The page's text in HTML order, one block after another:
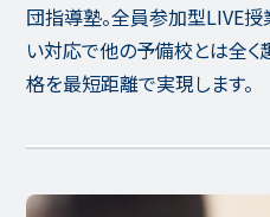
団指導塾。全員参加型LIVE
い対応で他の予備校とは全く
格を最短距離で実現します。